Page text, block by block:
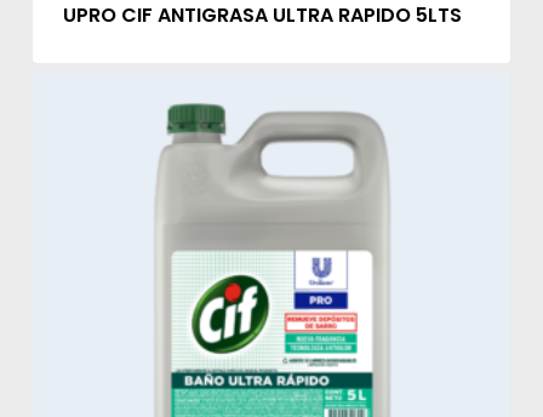
UPRO CIF ANTIGRASA ULTRA RAPIDO 5LTS